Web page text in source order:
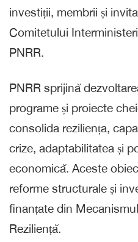
investiții, membrii și
Comitetului
PNRR.
PNRR sprijină
programe și proiecte
consolida reziliența,
crize, adaptabilitatea și
economică. Aceste
reforme structurale și
finanțate din
Reziliență.